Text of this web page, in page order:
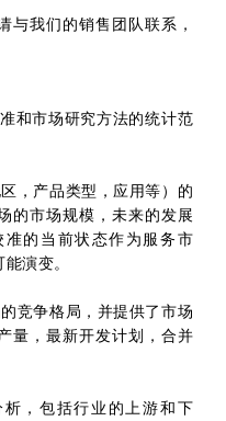
与我们的销售团队联系，
和市场研究方法的统计范
，产品类型，应用等）的
的市场规模，未来的发展
的当前状态作为服务市
演变。
竞争格局，并提供了市场
量，最新开发计划，合并
，包括行业的上游和下